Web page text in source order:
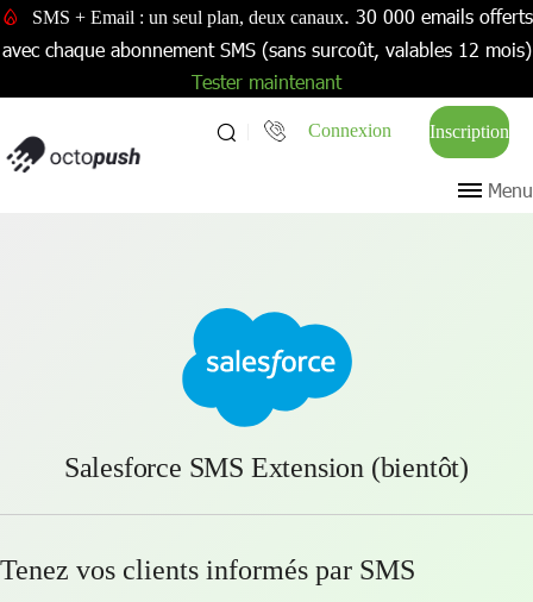
SMS + Email : un seul plan, deux canaux. 30 000 emails offerts
avec chaque abonnement SMS (sans surcoût, valables 12 mois)
Tester maintenant
Connexion Inscription
Menu
Salesforce SMS Extension (bientôt)
Tenez vos clients informés par SMS